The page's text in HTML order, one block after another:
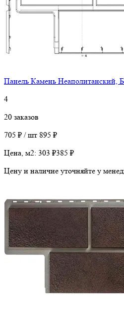
Панель Камень Неаполитанский,
4
20 заказов
705 ₽ / шт 895 ₽
Цена, м2: 303 ₽385 ₽
Цену и наличие уточняйте у